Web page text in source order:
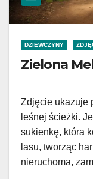
DZIEWCZYNY
Zielona
Zdjęcie ukazuje
leśnej ścieżki.
sukienkę, która
lasu, tworząc
nieruchoma,